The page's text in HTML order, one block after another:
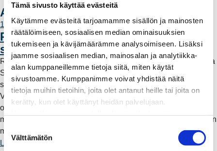
Tämä sivusto käyttää evästeitä
Käytämme evästeitä tarjoamamme sisällön ja mainosten
räätälöimiseen, sosiaalisen median ominaisuuksien
tukemiseen ja kävijämäärämme analysoimiseen. Lisäksi
jaamme sosiaalisen median, mainosalan ja analytiikka-
alan kumppaneillemme tietoja siitä, miten käytät
sivustoamme. Kumppanimme voivat yhdistää näitä
tietoja muihin tietoihin, joita olet antanut heille tai joita on
kerätty, kun olet käyttänyt heidän palvelujaan.
S
Välttämätön
Ajankohtaista
11.6.2026 12:00
Rauman Energia vahvistaa rooliaan
sähköntuotannossa
Rauman Energia on ostanut lisää osuuksia sähköntuotannosta
Suomessa ja Pohjoismaissa, kun Kokemäen Sähkö Oy myi
sähköntuotanto-osuutensa Rauman Energia Oy:lle.
Vappuaattona toteutunut kauppa parantaa yhtiön
omavaraisuutta ja lisää päästötöntä sähköntuotantoa. Mutta
mitä tämä tarkoittaa käytännössä – ja miksi sähköntuotantoa on
myös kaukana Raumalta?
Lue lisää